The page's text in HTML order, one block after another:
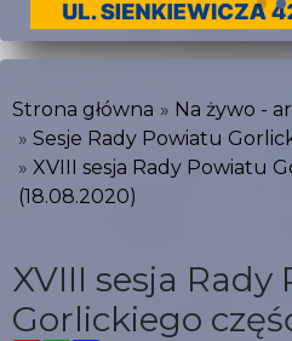
Strona główna
Na żywo -
Sesje Rady Powiatu
XVIII sesja Rady Powiatu
(18.08.2020)
XVIII sesja Rady
Gorlickiego